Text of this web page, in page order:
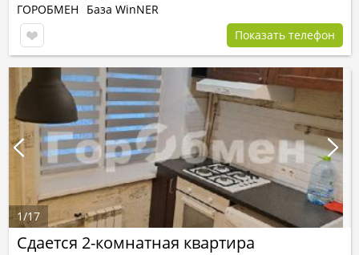
ГОРОБМЕН
База WinNER
Показать телефон
Сдается 2-комнатная квартира
1/17